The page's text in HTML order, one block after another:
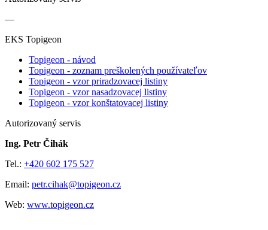
—
EKS Topigeon
Topigeon - návod
Topigeon - zoznam preškolených používateľov
Topigeon - vzor priradzovacej listiny
Topigeon - vzor nasadzovacej listiny
Topigeon - vzor konštatovacej listiny
Autorizovaný servis
Ing. Petr Čihák
Tel.: +420 602 175 527
Email: petr.cihak@topigeon.cz
Web: www.topigeon.cz